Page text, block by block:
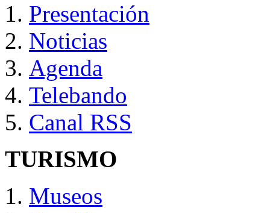
Presentación
Noticias
Agenda
Telebando
Canal RSS
TURISMO
Museos